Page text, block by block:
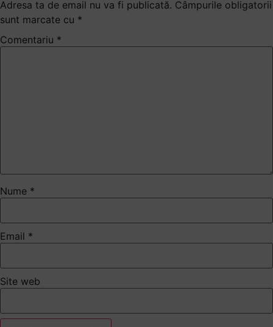
Adresa ta de email nu va fi publicată. Câmpurile obligatorii
sunt marcate cu *
Comentariu *
Nume *
Email *
Site web